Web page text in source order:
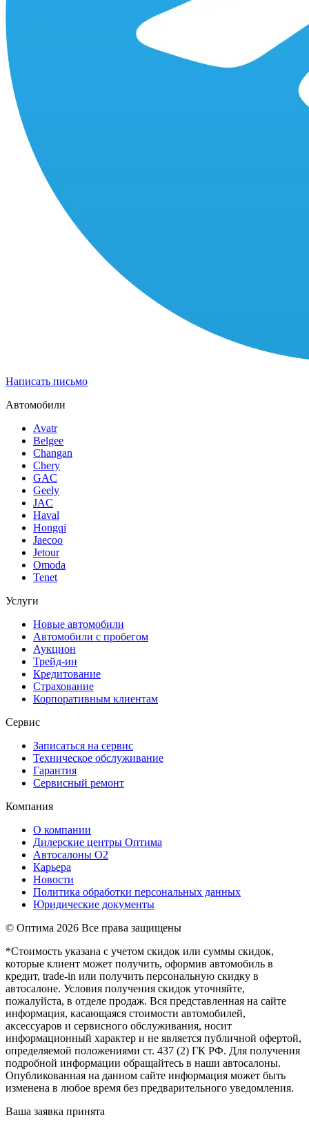
Написать письмо
Автомобили
Avatr
Belgee
Changan
Chery
GAC
Geely
JAC
Haval
Hongqi
Jaecoo
Jetour
Omoda
Tenet
Услуги
Новые автомобили
Автомобили с пробегом
Аукцион
Трейд-ин
Кредитование
Страхование
Корпоративным клиентам
Сервис
Записаться на сервис
Техническое обслуживание
Гарантия
Сервисный ремонт
Компания
О компании
Дилерские центры Оптима
Автосалоны О2
Карьера
Новости
Политика обработки персональных данных
Юридические документы
© Оптима 2026 Все права защищены
*Стоимость указана с учетом скидок или суммы скидок,
которые клиент может получить, оформив автомобиль в
кредит, trade-in или получить персональную скидку в
автосалоне. Условия получения скидок уточняйте,
пожалуйста, в отделе продаж. Вся представленная на сайте
информация, касающаяся стоимости автомобилей,
аксессуаров и сервисного обслуживания, носит
информационный характер и не является публичной офертой,
определяемой положениями ст. 437 (2) ГК РФ. Для получения
подробной информации обращайтесь в наши автосалоны.
Опубликованная на данном сайте информация может быть
изменена в любое время без предварительного уведомления.
Ваша заявка принята